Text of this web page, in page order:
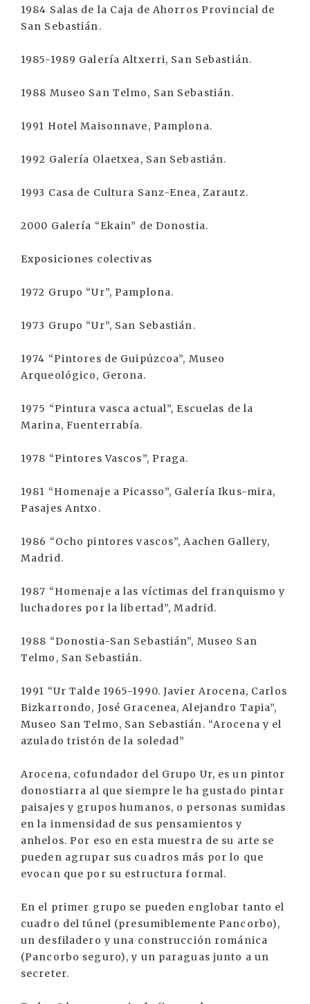
1984 Salas de la Caja de Ahorros Provincial de
San Sebastián.
1985-1989 Galería Altxerri, San Sebastián.
1988 Museo San Telmo, San Sebastián.
1991 Hotel Maisonnave, Pamplona.
1992 Galería Olaetxea, San Sebastián.
1993 Casa de Cultura Sanz-Enea, Zarautz.
2000 Galería “Ekain” de Donostia.
Exposiciones colectivas
1972 Grupo “Ur”, Pamplona.
1973 Grupo “Ur”, San Sebastián.
1974 “Pintores de Guipúzcoa”, Museo
Arqueológico, Gerona.
1975 “Pintura vasca actual”, Escuelas de la
Marina, Fuenterrabía.
1978 “Pintores Vascos”, Praga.
1981 “Homenaje a Picasso”, Galería Ikus-mira,
Pasajes Antxo.
1986 “Ocho pintores vascos”, Aachen Gallery,
Madrid.
1987 “Homenaje a las víctimas del franquismo y
luchadores por la libertad”, Madrid.
1988 “Donostia-San Sebastián”, Museo San
Telmo, San Sebastián.
1991 “Ur Talde 1965-1990. Javier Arocena, Carlos
Bizkarrondo, José Gracenea, Alejandro Tapia”,
Museo San Telmo, San Sebastián. “Arocena y el
azulado tristón de la soledad”
Arocena, cofundador del Grupo Ur, es un pintor
donostiarra al que siempre le ha gustado pintar
paisajes y grupos humanos, o personas sumidas
en la inmensidad de sus pensamientos y
anhelos. Por eso en esta muestra de su arte se
pueden agrupar sus cuadros más por lo que
evocan que por su estructura formal.
En el primer grupo se pueden englobar tanto el
cuadro del túnel (presumiblemente Pancorbo),
un desfiladero y una construcción románica
(Pancorbo seguro), y un paraguas junto a un
secreter.